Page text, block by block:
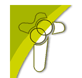
Skip
content